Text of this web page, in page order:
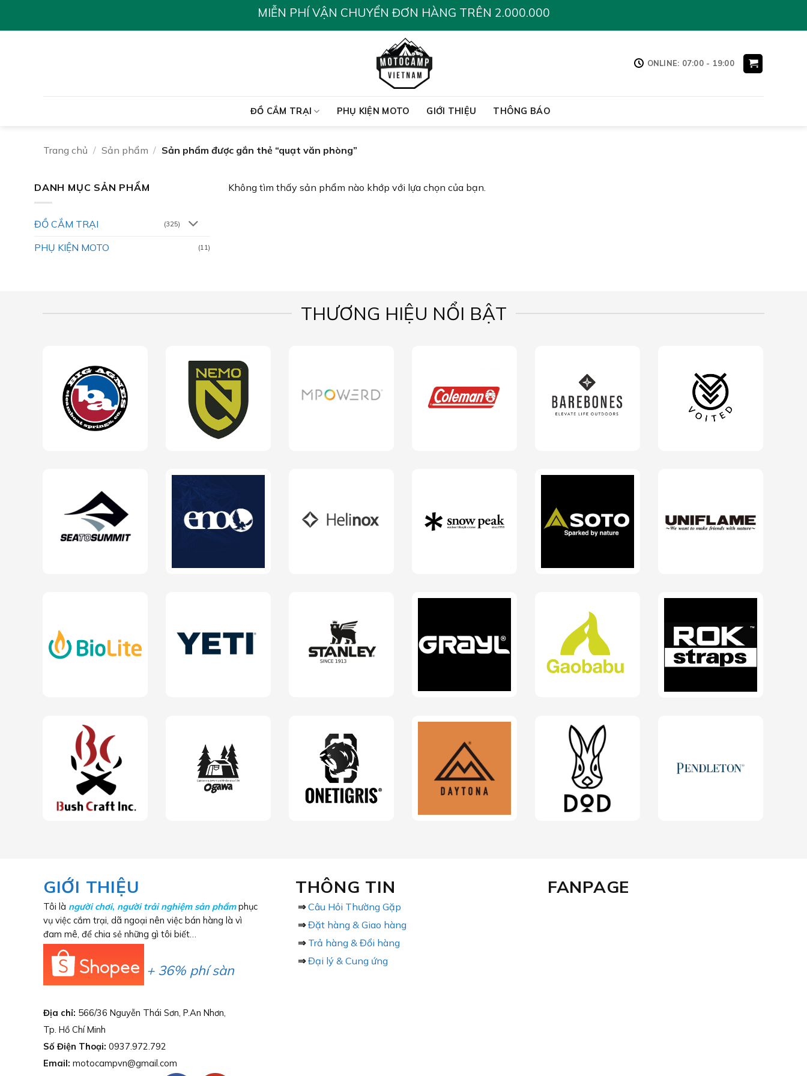
MIỄN PHÍ VẬN CHUYỂN ĐƠN HÀNG TRÊN 2.000.000
ONLINE: 07:00 - 19:00
ĐỒ CẮM TRẠI PHỤ KIỆN MOTO GIỚI THIỆU THÔNG BÁO
Trang chủ / Sản phẩm / Sản phẩm được gắn thẻ “quạt văn phòng”
DANH MỤC SẢN PHẨM
ĐỒ CẮM TRẠI (325)
PHỤ KIỆN MOTO (11)
Không tìm thấy sản phẩm nào khớp với lựa chọn của bạn.
THƯƠNG HIỆU NỔI BẬT
GIỚI THIỆU
Tôi là người chơi, người trải nghiệm sản phẩmphục
vụ việc cắm trại, dã ngoại nên việc bán hàng là vì
đam mê, để chia sẻ những gì tôi biết…
+ 36% phí sàn
Địa chỉ: 566/36 Nguyễn Thái Sơn, P.An Nhơn,
Tp. Hồ Chí Minh
Số Điện Thoại: 0937.972.792
Email: motocampvn@gmail.com
THÔNG TIN
⇒ Câu Hỏi Thường Gặp
⇒ Đặt hàng & Giao hàng
⇒ Trả hàng & Đổi hàng
⇒ Đại lý & Cung ứng
FANPAGE